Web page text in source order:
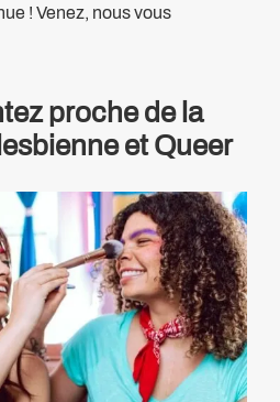
! Venez, nous vous
proche de la
et Queer